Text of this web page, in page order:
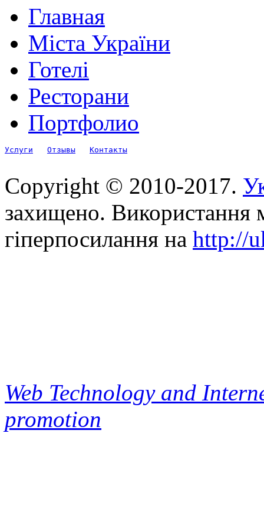
Главная
Міста України
Готелі
Ресторани
Портфолио
Услуги Отзывы Контакты
Copyright © 2010-2017.
захищено. Використання
гіперпосилання на http://
Web Technology and
promotion